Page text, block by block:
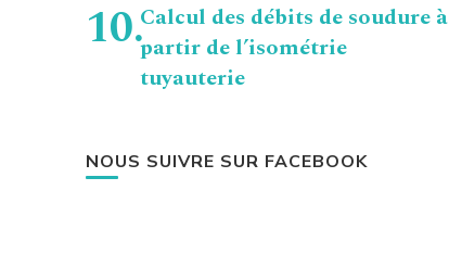
Calcul des débits de soudure à
partir de l’isométrie
tuyauterie
NOUS SUIVRE SUR FACEBOOK